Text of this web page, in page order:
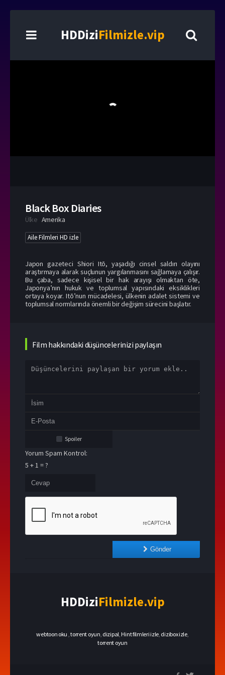
HDDiziFilmizle.vip
Black Box Diaries
Ülke Amerika
Aile Filmleri HD izle
Japon gazeteci Shiori Itō, yaşadığı cinsel saldırı olayını
araştırmaya alarak suçlunun yargılanmasını sağlamaya çalışır.
Bu çaba, sadece kişisel bir hak arayışı olmaktan öte,
Japonya’nın hukuk ve toplumsal yapısındaki eksiklikleri
ortaya koyar. Itō’nun mücadelesi, ülkenin adalet sistemi ve
toplumsal normlarında önemli bir değişim sürecini başlatır.
Film hakkındaki düşüncelerinizi paylaşın
Spoiler
Yorum Spam Kontrol:
5 + 1 = ?
Gönder
HDDiziFilmizle.vip
webtoon oku ,torrent oyun dizipal Hint filmleri izle dizibox izle,
torrent oyun